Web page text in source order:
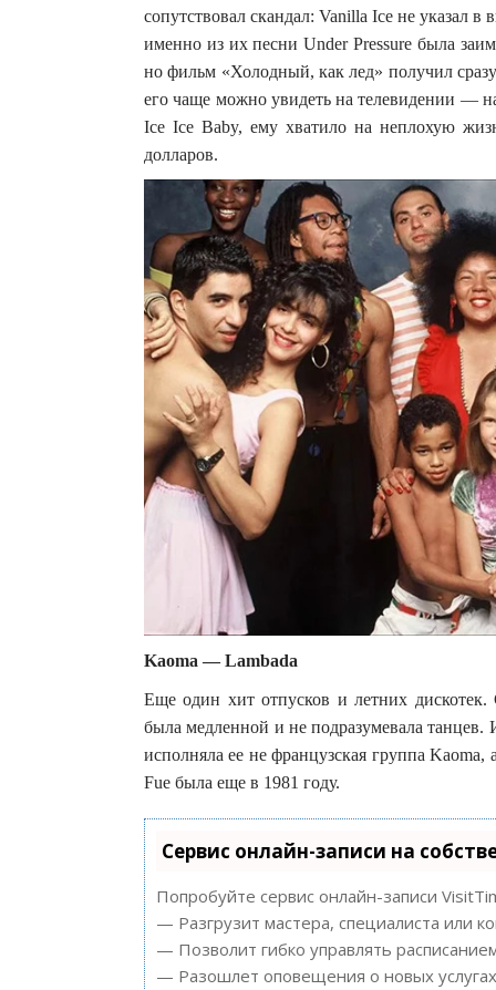
сопутствовал скандал: Vanilla Ice не указал
именно из их песни Under Pressure была
но фильм «Холодный, как лед» получил
его чаще можно увидеть на телевидении —
Ice Ice Baby, ему хватило на неплохую
долларов.
Kaoma — Lambada
Еще один хит отпусков и летних дискотек.
была медленной и не подразумевала
исполняла ее не французская группа
Fue была еще в 1981 году.
Сервис онлайн-записи на
Попробуйте сервис онлайн-записи
— Разгрузит мастера, специалиста или
— Позволит гибко управлять
— Разошлет оповещения о новых